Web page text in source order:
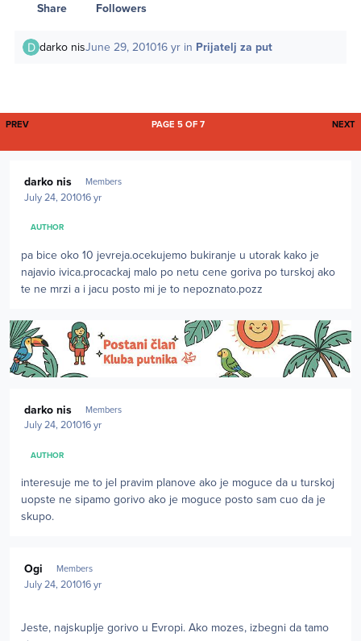
Share Followers
darko nisJune 29, 201016 yr in Prijatelj za put
FIRST PAGE
PREV NEXT
PAGE 5 OF 7
darko nis Members
July 24, 201016 yr
AUTHOR
pa bice oko 10 jevreja.ocekujemo bukiranje u utorak kako je
najavio ivica.procackaj malo po netu cene goriva po turskoj ako
te ne mrzi a i jacu posto mi je to nepoznato.pozz
darko nis Members
July 24, 201016 yr
AUTHOR
interesuje me to jel pravim planove ako je moguce da u turskoj
uopste ne sipamo gorivo ako je moguce posto sam cuo da je
skupo.
Ogi Members
July 24, 201016 yr
Jeste, najskuplje gorivo u Evropi. Ako mozes, izbegni da tamo